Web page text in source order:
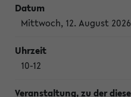
Mittwoch, 12. August 2026
10-12